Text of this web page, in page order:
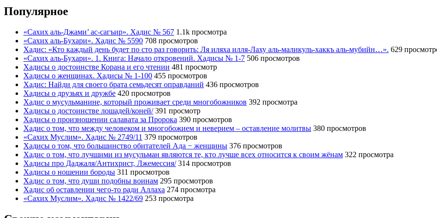
Популярное
«Сахих аль-Джами’ ас-сагъир». Хадис № 567 1.1k просмотра
«Сахих аль-Бухари». Хадис № 5590 708 просмотров
Хадис: «Кто каждый день будет по сто раз говорить: Ля иляха илля-Лаху аль-маликуль-хаккъ аль-мубийн…». 629
«Сахих аль-Бухари». 1. Книга: Начало откровений. Хадисы № 1-7 506 просмотров
Хадисы о достоинстве Корана и его чтении 481 просмотр
Хадисы о женщинах. Хадисы № 1-100 455 просмотров
Хадис: Найди для своего брата семьдесят оправданий 436 просмотров
Хадисы о друзьях и дружбе 420 просмотров
Хадис о мусульманине, который проживает среди многобожников 392 просмотра
Хадисы о достоинстве лошадей/коней/ 391 просмотр
Хадисы о произношении салавата за Пророка 390 просмотров
Хадис о том, что между человеком и многобожием и неверием – оставление молитвы 380 просмотров
«Сахих Муслим». Хадис № 2749/11 379 просмотров
Хадисы о том, что большинство обитателей Ада − женщины 376 просмотров
Хадис о том, что лучшими из мусульман являются те, кто лучше всех относится к своим жёнам 322 просмотра
Хадисы про Даджаля/Антихрист, Лжемессия/ 314 просмотров
Хадисы о ношении бороды 311 просмотров
Хадис о том, что души подобны воинам 295 просмотров
Хадис об оставлении чего-то ради Аллаха 274 просмотра
«Сахих Муслим». Хадис № 1422/69 253 просмотра